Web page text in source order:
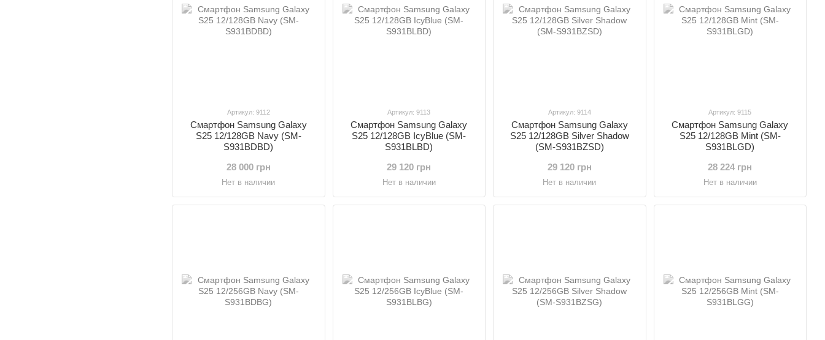
Артикул: 9112
Смартфон Samsung Galaxy
S25 12/128GB Navy (SM-
S931BDBD)
28 000 грн
Нет в наличии
Артикул: 9113
Смартфон Samsung Galaxy
S25 12/128GB IcyBlue (SM-
S931BLBD)
29 120 грн
Нет в наличии
Артикул: 9114
Смартфон Samsung Galaxy
S25 12/128GB Silver Shadow
(SM-S931BZSD)
29 120 грн
Нет в наличии
Артикул: 9115
Смартфон Samsung Galaxy
S25 12/128GB Mint (SM-
S931BLGD)
28 224 грн
Нет в наличии